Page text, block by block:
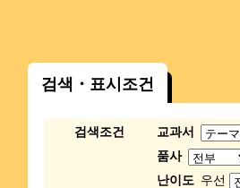
검색・표시조건
검색조건 교과서
품사
난이도 우선